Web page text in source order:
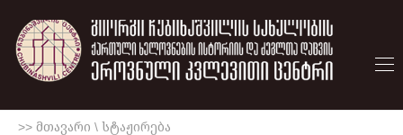
>> მთავარი \ სტაჟირება